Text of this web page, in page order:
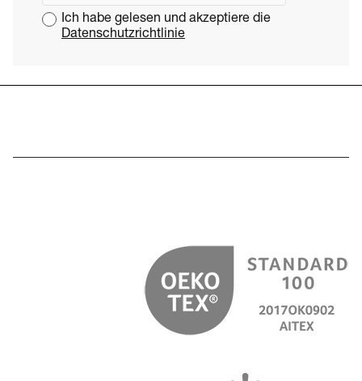
Ich habe gelesen und akzeptiere die
Datenschutzrichtlinie